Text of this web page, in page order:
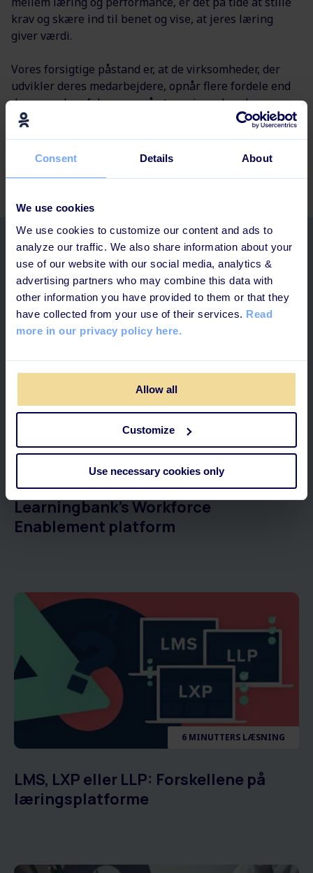
Consent Details About
We use cookies
We use cookies to customize our content and ads to
analyze our traffic. We also share information about your
use of our website with our social media, analytics &
advertising partners who may combine this data with
other information you have provided to them or that they
have collected from your use of their services. Read
more in our privacy policy here.
Allow all
Customize
Use necessary cookies only
krav og skære ind til benet og vise, at jeres læring
giver værdi.
Vores forsigtige påstand er, at de virksomheder, der
udvikler deres medarbejdere, opnår flere fordele end
dem, som kun fokuserer på at servicere kunderne,
hvilket selvfølgelig også er vigtigt. (Men det ene
forudsætter det andet.)
Relaterede artikler
5 MINUTTERS LÆSNING
Kom godt fra start med
Learningbank's Workforce
Enablement platform
6 MINUTTERS LÆSNING
LMS, LXP eller LLP: Forskellene på
læringsplatforme